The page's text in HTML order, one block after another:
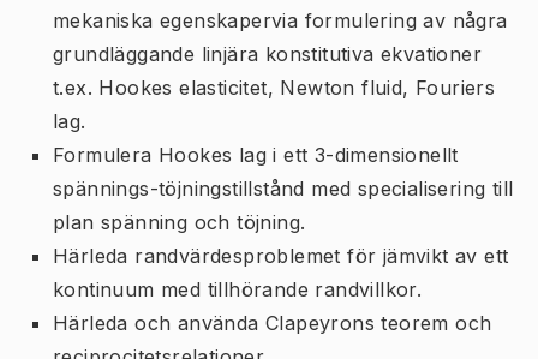
mekaniska egenskapervia formulering av några
grundläggande linjära konstitutiva ekvationer
t.ex. Hookes elasticitet, Newton fluid, Fouriers
lag.
Formulera Hookes lag i ett 3-dimensionellt
spännings-töjningstillstånd med specialisering till
plan spänning och töjning.
Härleda randvärdesproblemet för jämvikt av ett
kontinuum med tillhörande randvillkor.
Härleda och använda Clapeyrons teorem och